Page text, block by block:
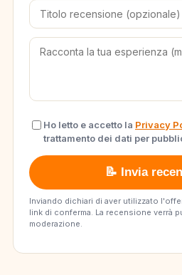
Ho letto e accetto la Privacy
trattamento dei dati per
📝 Invia
Inviando dichiari di aver utilizzato
link di conferma. La recensione verrà
moderazione.